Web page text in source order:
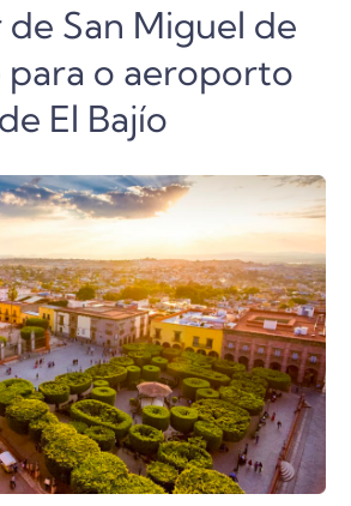
San Miguel de
para o aeroporto
de El Bajío